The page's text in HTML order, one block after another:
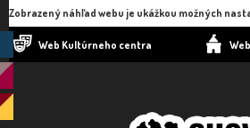
Zobrazený náhľad webu je ukážkou možných
eur ročne.
Web Kultúrneho centra